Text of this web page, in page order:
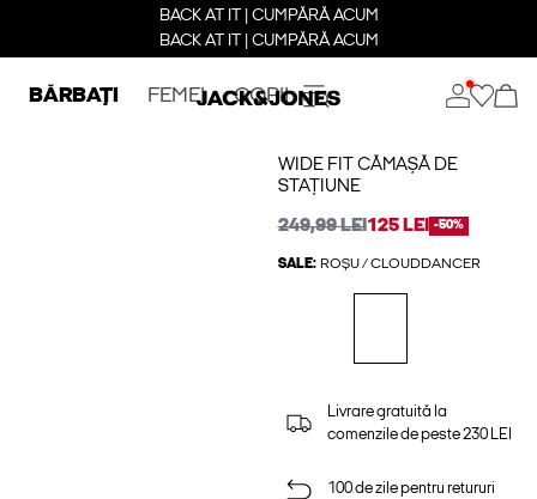
BACK AT IT | CUMPĂRĂ ACUM
BACK AT IT | CUMPĂRĂ ACUM
BĂRBAȚI FEMEI COPII
WIDE FIT CĂMAȘĂ DE
STAȚIUNE
249,99 LEI125 LEI -50%
SALE: ROȘU / CLOUDDANCER
Livrare gratuită la
comenzile de peste 230 LEI
100 de zile pentru retururi